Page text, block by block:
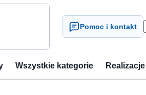
Pomoc i kontakt
Wszystkie kategorie Realizacje